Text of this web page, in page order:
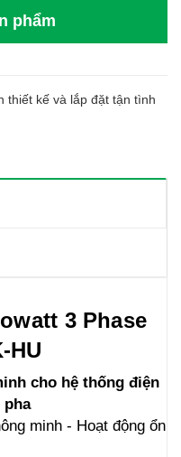
phẩm
thiết kế và lắp đặt tận tình
3 Phase
HU
cho hệ thống điện
minh - Hoạt động ổn